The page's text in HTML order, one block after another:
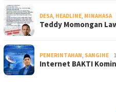
DESA, HEADLINE, MINAHASA
Teddy Momongan
PEMERINTAHAN, SANGIHE
Internet BAKTI